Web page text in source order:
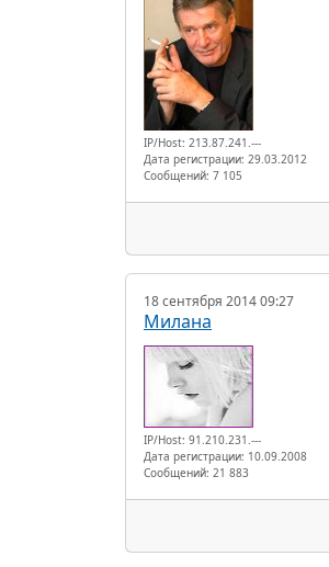
IP/Host: 213.87.241.---
Дата регистрации: 29.03.2012
Сообщений: 7 105
18 сентября 2014 09:27
Милана
IP/Host: 91.210.231.---
Дата регистрации: 10.09.2008
Сообщений: 21 883